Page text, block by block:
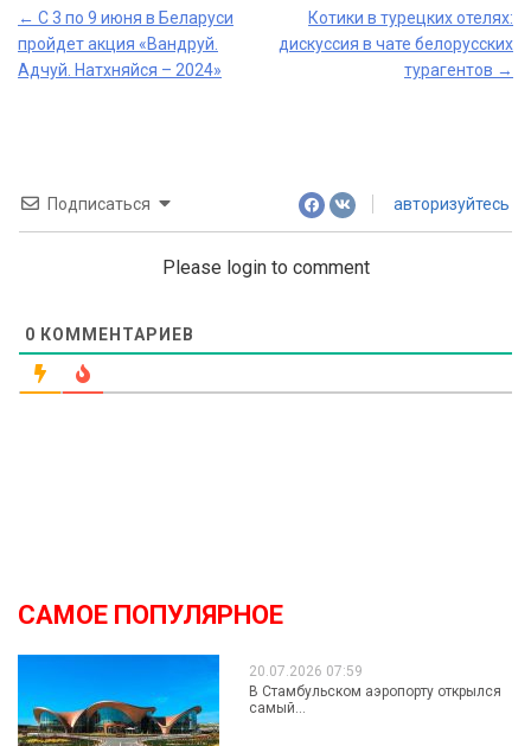
Post
navigation
← С 3 по 9 июня в Беларуси
пройдет акция «Вандруй.
Адчуй. Натхняйся – 2024»
Котики в турецких отелях:
дискуссия в чате белорусских
турагентов →
Подписаться авторизуйтесь
Please login to comment
0 КОММЕНТАРИЕВ
САМОЕ ПОПУЛЯРНОЕ
20.07.2026 07:59
В Стамбульском аэропорту открылся
самый...